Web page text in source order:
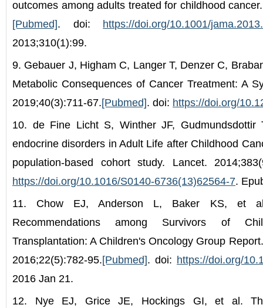
outcomes among adults treated for childhood
[Pubmed]. doi: https://doi.org/10.1001/
2013;310(1):99.
9. Gebauer J, Higham C, Langer T, Denzer C,
Metabolic Consequences of Cancer Treatment: A
2019;40(3):711-67.[Pubmed]. doi: https://doi.org/
10. de Fine Licht S, Winther JF,
endocrine disorders in Adult Life after Childhood
population-based cohort study. Lancet.
https://doi.org/10.1016/S0140-6736(13)62564-7.
11. Chow EJ, Anderson L, Baker KS, et
Recommendations among Survivors of
Transplantation: A Children's Oncology Group
2016;22(5):782-95.[Pubmed]. doi: https://doi.org/
2016 Jan 21.
12. Nye EJ, Grice JE, Hockings GI, et al.